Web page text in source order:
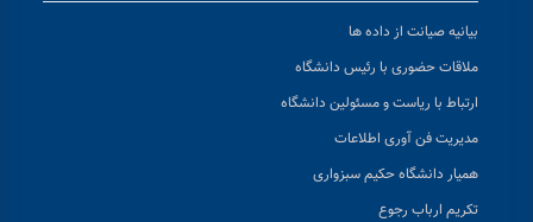
بیانیه صیانت از داده ها
ملاقات حضوری با رئیس دانشگاه
ارتباط با ریاست و مسئولین دانشگاه
مدیریت فن آوری اطلاعات
همیار دانشگاه حکیم سبزواری
تکریم ارباب رجوع